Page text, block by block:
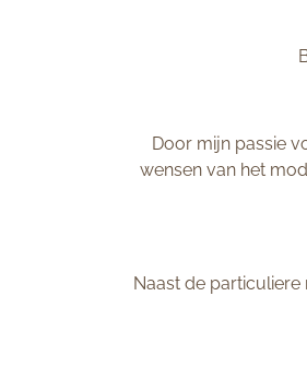
Door mijn passie
wensen van het
Naast de